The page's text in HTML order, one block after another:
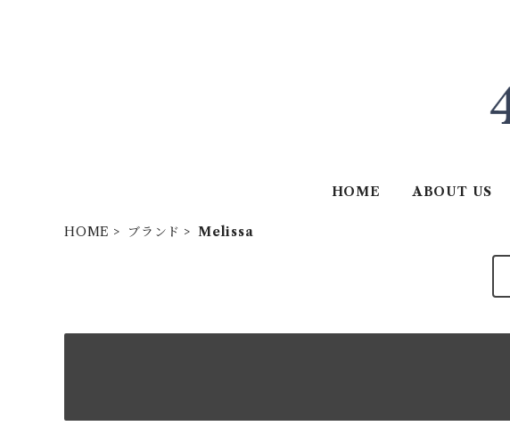
HOME ABOUT US
HOME ブランド Melissa